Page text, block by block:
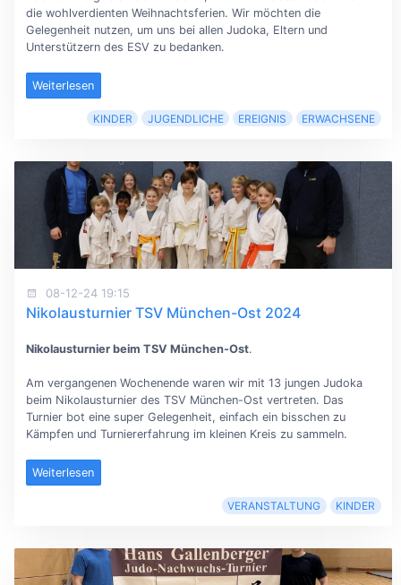
die wohlverdienten Weihnachtsferien. Wir möchten die
Gelegenheit nutzen, um uns bei allen Judoka, Eltern und
Unterstützern des ESV zu bedanken.
Weiterlesen
KINDER JUGENDLICHE EREIGNIS ERWACHSENE
08-12-24 19:15
Nikolausturnier TSV München-Ost 2024
Nikolausturnier beim TSV München-Ost.
Am vergangenen Wochenende waren wir mit 13 jungen Judoka
beim Nikolausturnier des TSV München-Ost vertreten. Das
Turnier bot eine super Gelegenheit, einfach ein bisschen zu
Kämpfen und Turniererfahrung im kleinen Kreis zu sammeln.
Weiterlesen
VERANSTALTUNG KINDER